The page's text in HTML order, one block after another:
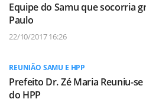
Equipe do Samu que socorria
Paulo
22/10/2017 16:26
REUNIÃO SAMU E HPP
Prefeito Dr. Zé Maria Reuniu-
do HPP